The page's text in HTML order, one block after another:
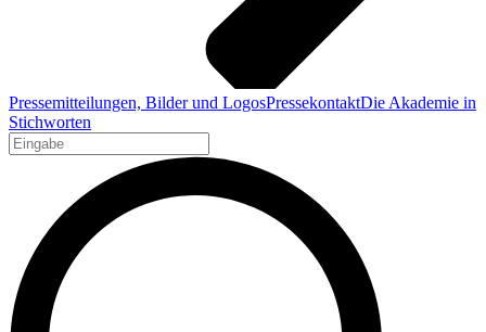
Pressemitteilungen, Bilder und LogosPressekontaktDie Akademie in
Stichworten